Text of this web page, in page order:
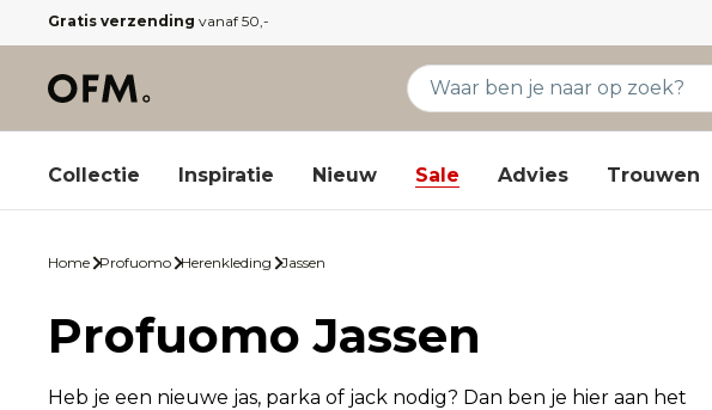
Gratis verzending vanaf 50,-
Collectie Inspiratie Nieuw Sale Advies Trouwen
Home Profuomo Herenkleding Jassen
Profuomo Jassen
Heb je een nieuwe jas, parka of jack nodig? Dan ben je hier aan het